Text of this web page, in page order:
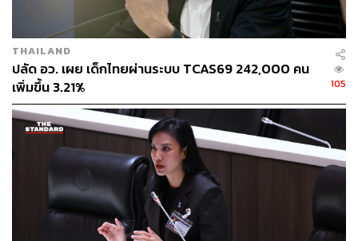
THAILAND
ปลัด อว. เผย เด็กไทยผ่านระบบ TCAS69 242,000 คน
เพิ่มขึ้น 3.21%
105